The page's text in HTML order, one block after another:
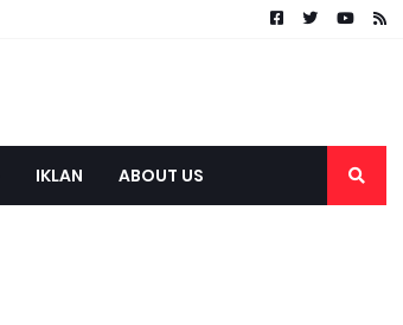
IKLAN ABOUT US